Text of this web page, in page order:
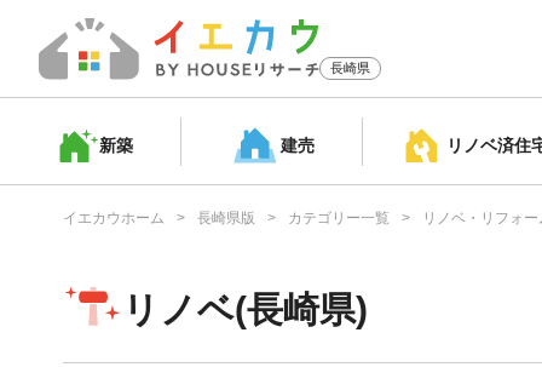
長崎県
新築 建売 リノベ済住
イエカウホーム 長崎県版 カテゴリー一覧 リノベ・リフォー
リノベ(長崎県)